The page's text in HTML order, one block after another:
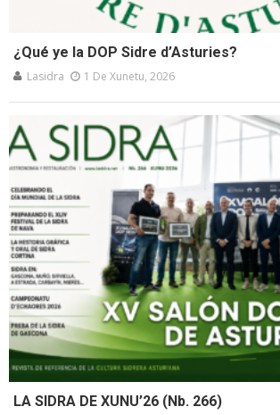
¿Qué ye la DOP Sidre d’Asturies?
Lasidra 1 De Xunetu, 2026
LA SIDRA DE XUNU’26 (Nb. 266)